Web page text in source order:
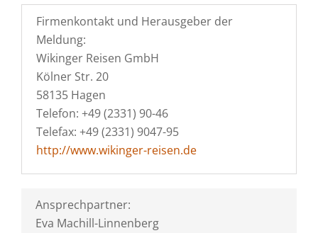
Firmenkontakt und Herausgeber der
Meldung:
Wikinger Reisen GmbH
Kölner Str. 20
58135 Hagen
Telefon: +49 (2331) 90-46
Telefax: +49 (2331) 9047-95
http://www.wikinger-reisen.de
Ansprechpartner:
Eva Machill-Linnenberg